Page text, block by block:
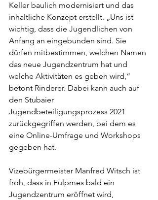
Keller baulich modernisiert und das
inhaltliche Konzept erstellt. „Uns ist
wichtig, dass die Jugendlichen von
Anfang an eingebunden sind. Sie
dürfen mitbestimmen, welchen Namen
das neue Jugendzentrum hat und
welche Aktivitäten es geben wird,“
betont Rinderer. Dabei kann auch auf
den Stubaier
Jugendbeteiligungsprozess 2021
zurückgegriffen werden, bei dem es
eine Online-Umfrage und Workshops
gegeben hat.
Vizebürgermeister Manfred Witsch ist
froh, dass in Fulpmes bald ein
Jugendzentrum eröffnet wird,